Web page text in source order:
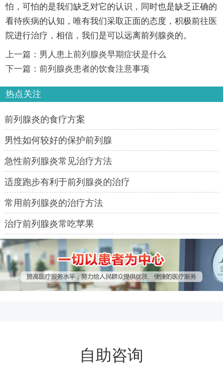
怕，可怕的是我们缺乏对它的认识，同时也是缺乏正确的
看待疾病的认知，唯有我们采取正面的态度，积极前往医
院进行治疗，相信，我们是可以远离前列腺炎的。
上一篇： 男人患上前列腺炎早期症状是什么
下一篇： 前列腺炎患者的饮食注意事项
热点关注
前列腺炎的食疗方案
男性如何较好的保护前列腺
急性前列腺炎常见治疗方法
适度跑步有利于前列腺炎的治疗
常用前列腺炎的治疗方法
治疗前列腺炎常吃苹果
自助咨询